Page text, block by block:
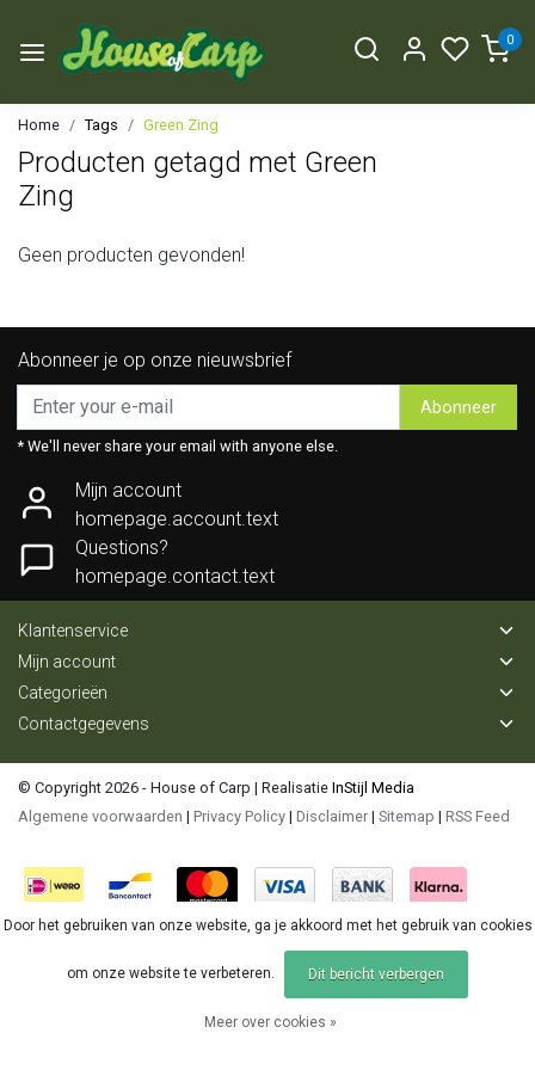
0
Home Tags Green Zing
Producten getagd met Green
Zing
Geen producten gevonden!
Abonneer je op onze nieuwsbrief
Abonneer
* We'll never share your email with anyone else.
Mijn account
homepage.account.text
Questions?
homepage.contact.text
Klantenservice
Mijn account
Categorieën
Contactgegevens
© Copyright 2026 - House of Carp | Realisatie InStijl Media
Algemene voorwaarden | Privacy Policy | Disclaimer | Sitemap | RSS Feed
Door het gebruiken van onze website, ga je akkoord met het gebruik van cookies
om onze website te verbeteren. Dit bericht verbergen
Meer over cookies »